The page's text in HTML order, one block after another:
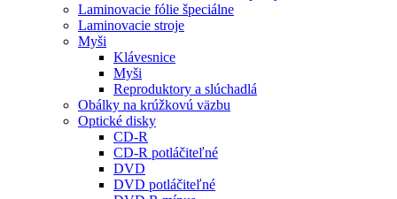
Laminovacie fólie špeciálne
Laminovacie stroje
Myši
Klávesnice
Myši
Reproduktory a slúchadlá
Obálky na krúžkovú väzbu
Optické disky
CD-R
CD-R potláčiteľné
DVD
DVD potláčiteľné